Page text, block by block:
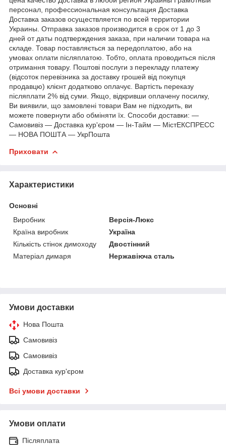
персонал, профессиональная консультация Доставка
Доставка заказов осуществляется по всей территории
Украины. Отправка заказов производится в срок от 1 до 3
дней от даты подтверждения заказа, при наличии товара на
складе. Товар поставляється за передоплатою, або на
умовах оплати післяплатою. Тобто, оплата проводиться після
отримання товару. Поштові послуги з перекладу платежу
(відсоток перевізника за доставку грошей від покупця
продавцю) клієнт додатково оплачує. Вартість переказу
післяплати 2% від суми. Якщо, відкривши оплачену посилку,
Ви виявили, що замовлені товари Вам не підходить, ви
можете повернути або обміняти їх. Способи доставки: ―
Самовивіз ― Доставка кур'єром ― Ін-Тайм ― МістЕКСПРЕСС
― НОВА ПОШТА ― УкрПошта
Приховати
Характеристики
Основні
Виробник
Версія-Люкс
Країна виробник
Україна
Кількість стінок димоходу
Двостінний
Матеріал димаря
Нержавіюча сталь
Умови доставки
Нова Пошта
Самовивіз
Самовивіз
Доставка кур'єром
Всі умови доставки
Умови оплати
Післяплата